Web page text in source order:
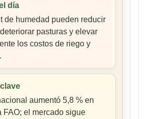
día
de humedad pueden reducir
pasturas y elevar
los costos de riego y
aumentó 5,8 % en
FAO; el mercado sigue